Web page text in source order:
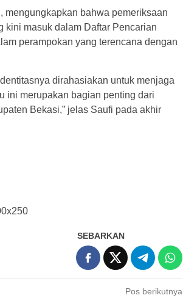
mengungkapkan bahwa pemeriksaan
kini masuk dalam Daftar Pencarian
perampokan yang terencana dengan
dirahasiakan untuk menjaga
ini merupakan bagian penting dari
Bekasi,” jelas Saufi pada akhir
SEBARKAN
Pos berikutnya